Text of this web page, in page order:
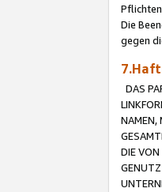
Die
gegen
DAS
NAMEN,
DIE VON